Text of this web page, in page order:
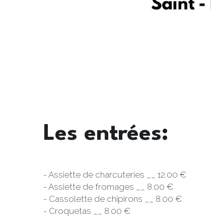
Les entrées:
- Assiette de charcuteries __ 12.00 €
- Assiette de fromages __ 8.00 €
- Cassolette de chipirons __ 8.00 €
- Croquetas __ 8.00 €